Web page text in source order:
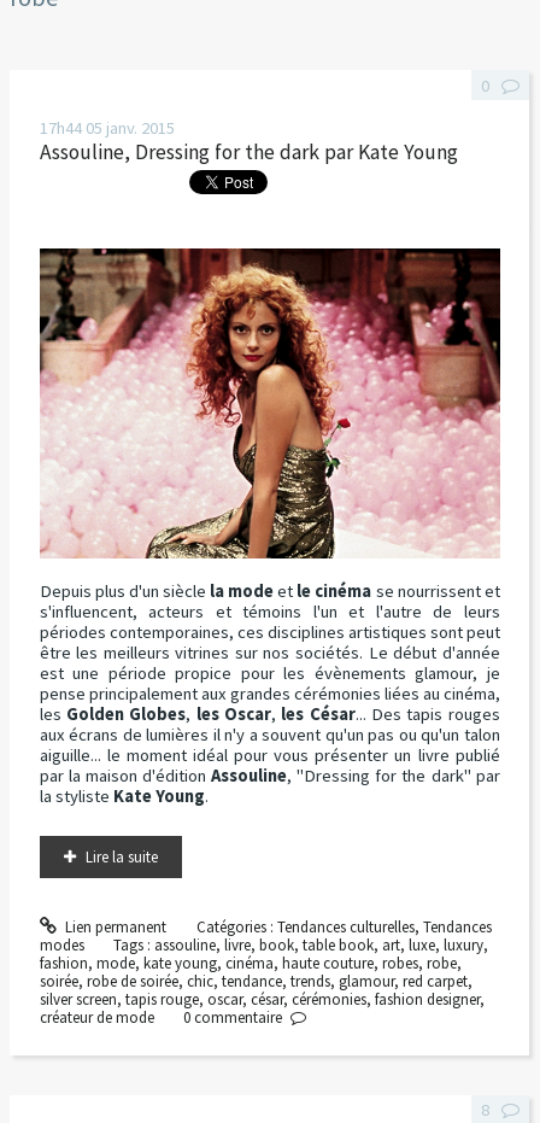
17h44 05 janv. 2015
Assouline, Dressing for the dark par Kate Young
Depuis plus d'un siècle la modeet le cinéma se nourrissent et
s'influencent, acteurs et témoins l'un et l'autre de leurs
périodes contemporaines, ces disciplines artistiques sont peut
être les meilleurs vitrines sur nos sociétés. Le début d'année
est une période propice pour les évènements glamour, je
pense principalement aux grandes cérémonies liées au cinéma,
les Golden Globes, les Oscar, les César... Des tapis rouges
aux écrans de lumières il n'y a souvent qu'un pas ou qu'un talon
aiguille... le moment idéal pour vous présenter un livre publié
par la maison d'éditionAssouline, "Dressing for the dark" par
la styliste Kate Young.
Lire la suite
Lien permanent Catégories : Tendances culturelles, Tendances
modes
Tags : assouline,livre,book,table book, art,luxe,luxury,
fashion, mode, kate young, cinéma, haute couture, robes, robe,
soirée, robe de soirée, chic, tendance, trends, glamour, red carpet,
silver screen, tapis rouge, oscar, césar, cérémonies, fashion designer,
créateur de mode
0
0commentaire
8